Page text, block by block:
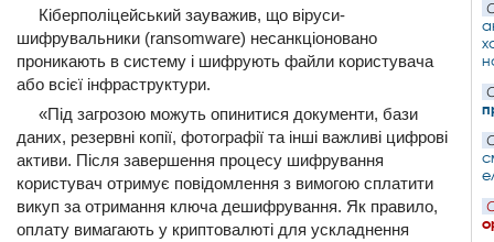
Кіберполіцейський зауважив, що віруси-
шифрувальники (ransomware) несанкціоновано
проникають в систему і шифрують файли користувача
або всієї інфраструктури.
«Під загрозою можуть опинитися документи, бази
даних, резервні копії, фотографії та інші важливі цифрові
активи. Після завершення процесу шифрування
користувач отримує повідомлення з вимогою сплатити
викуп за отримання ключа дешифрування. Як правило,
оплату вимагають у криптовалюті для ускладнення